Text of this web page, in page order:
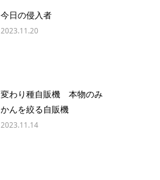
今日の侵入者
2023.11.20
変わり種自販機 本物のみ
かんを絞る自販機
2023.11.14